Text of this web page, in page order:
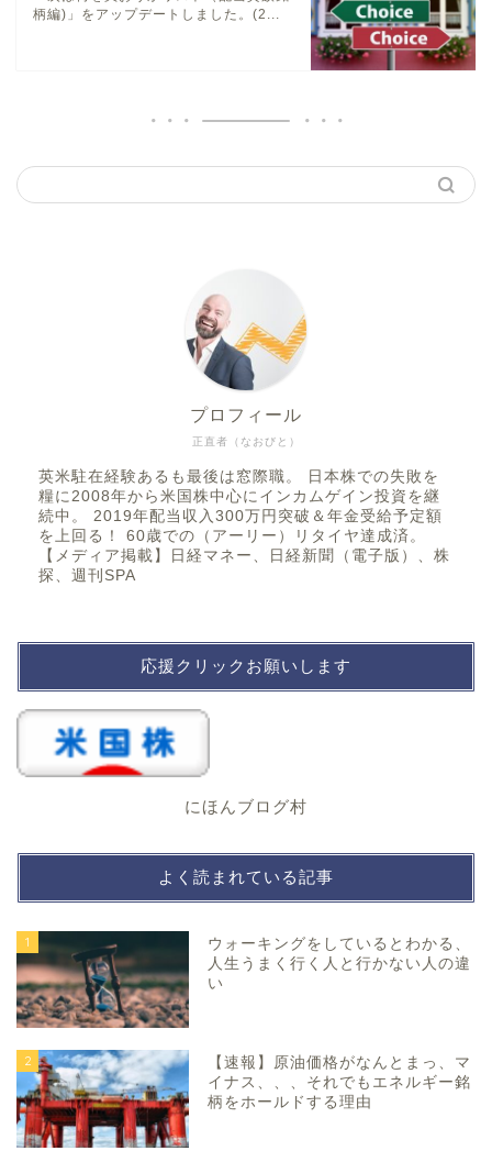
柄編)」をアップデートしました。(2...
正直者（なおびと）
プロフィール
英米駐在経験あるも最後は窓際職。 日本株での失敗を
糧に2008年から米国株中心にインカムゲイン投資を継
続中。 2019年配当収入300万円突破＆年金受給予定額
を上回る！ 60歳での（アーリー）リタイヤ達成済。
【メディア掲載】日経マネー、日経新聞（電子版）、株
探、週刊SPA
応援クリックお願いします
にほんブログ村
よく読まれている記事
1
ウォーキングをしているとわかる、
人生うまく行く人と行かない人の違
い
2
【速報】原油価格がなんとまっ、マ
イナス、、、それでもエネルギー銘
柄をホールドする理由